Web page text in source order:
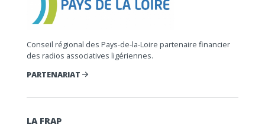
Conseil régional des Pays-de-la-Loire partenaire financier
des radios associatives ligériennes.
PARTENARIAT
LA FRAP